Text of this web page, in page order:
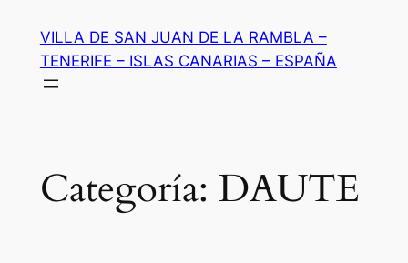
contenido
VILLA DE SAN JUAN DE LA RAMBLA –
TENERIFE – ISLAS CANARIAS – ESPAÑA
Categoría: DAUTE